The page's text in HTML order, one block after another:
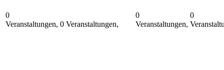
0
Veranstaltungen, 0 Veranstaltungen,
0
Veranstaltungen,
0